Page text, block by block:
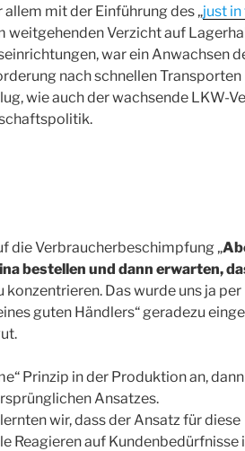
mit der Einführung des „just
weitgehenden Verzicht auf
war ein Anwachsen
nach schnellen Transporten
wie auch der wachsende LKW-
die Verbraucherbeschimpfung „
bestellen und dann erwarten,
konzentrieren. Das wurde uns ja per
guten Händlers“ geradezu
Prinzip in der Produktion an,
Ansatzes.
wir, dass der Ansatz für diese
Reagieren auf Kundenbedürfnisse